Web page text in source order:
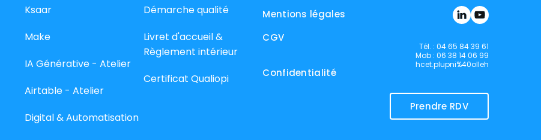
Ksaar
Make
IA Générative - Atelier
Airtable - Atelier
Digital & Automatisation
Démarche qualité
Livret d'accueil &
Règlement intérieur
Certificat Qualiopi
Mentions légales
CGV
Confidentialité
Tél. : 04 65 84 39 61
Mob : 06 38 14 06 99
hcet.plupni%40olleh
Prendre RDV